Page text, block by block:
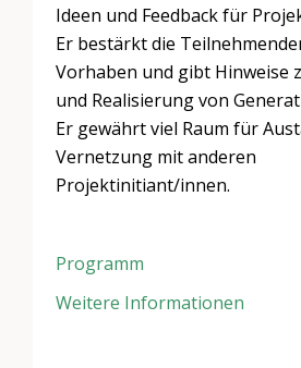
Ideen und Feedback für
Er bestärkt die
Vorhaben und gibt Hinweise
und Realisierung von
Er gewährt viel Raum für
Vernetzung mit anderen
Projektinitiant/innen.
Programm
Weitere Informationen